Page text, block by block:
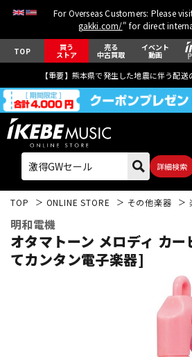
For Overseas Customers: Please
gakki.com/" for direct
TOP 買う
ストア
売る
中古買取
イベント
動画
【重要】熊本県で発生した地震に伴う配
詳細検索
TOP ONLINE STORE その他楽器
明和電機
オタマトーン メロディ カ
てカンタン電子楽器]